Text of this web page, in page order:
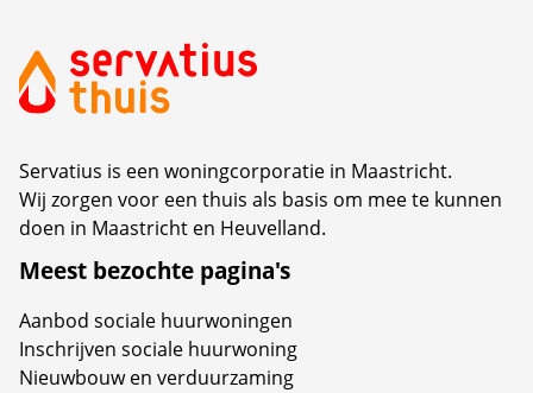
Servatius is een woningcorporatie in Maastricht.
Wij zorgen voor een thuis als basis om mee te kunnen
doen in Maastricht en Heuvelland.
Meest bezochte pagina's
Aanbod sociale huurwoningen
Inschrijven sociale huurwoning
Nieuwbouw en verduurzaming